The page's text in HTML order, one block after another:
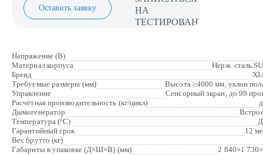
Оставить заявку
Напряжение (В)
Материал корпуса
Нерж. сталь
Бренд
Требуемые размеры (мм)
Высота ≥4000 мм, уклон
Управление
Сенсорный экран, до 99
Расчётная производительность (кг/цикл)
Дымогенератор
Температура (°C)
Гарантийный срок
12
Вес брутто (кг)
Габариты в упаковке (Д×Ш×В) (мм)
2 840×1